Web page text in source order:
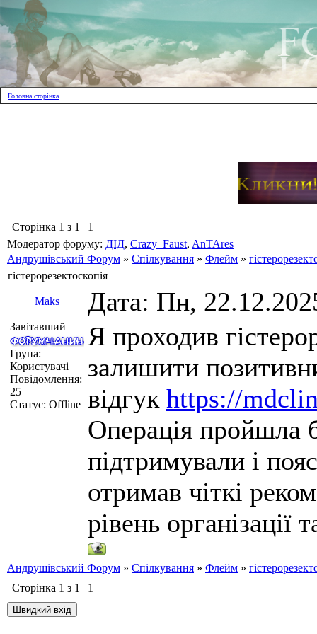
Головна сторінка
Сторінка 1 з 1
1
Модератор форуму: ДІД, Crazy_Faust, AnTAres
Андрушівський Форум » Спілкування » Флейм »
гістерорезектоскопія
Maks Дата: Пн,
Завітавший
Група:
Користувачі
Повідомлення:
25
Статус: Offline
Я проходив
залишити
відгук https://
Операція пройшла
підтримували і
отримав чіткі
рівень організації
Андрушівський Форум » Спілкування » Флейм »
Сторінка 1 з 1 1